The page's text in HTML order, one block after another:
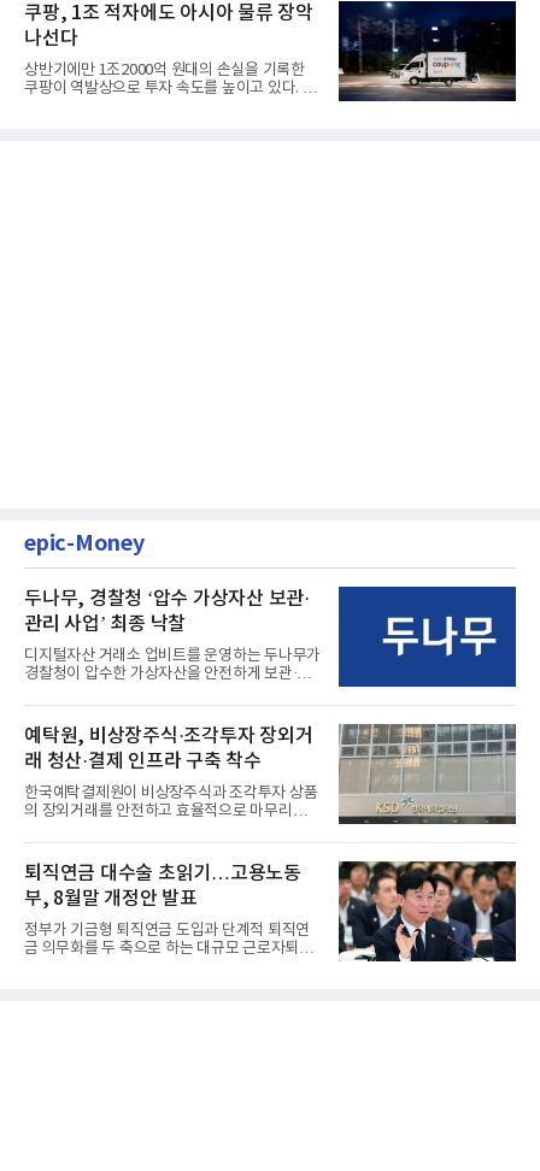
쿠팡, 1조 적자에도 아시아 물류 장악
나선다
상반기에만 1조2000억 원대의 손실을 기록한
쿠팡이 역발상으로 투자 속도를 높이고 있다. 이
epic-Money
두나무, 경찰청 ‘압수 가상자산 보관·
관리 사업’ 최종 낙찰
디지털자산 거래소 업비트를 운영하는 두나무가
경찰청이 압수한 가상자산을 안전하게 보관·관
예탁원, 비상장주식·조각투자 장외거
래 청산·결제 인프라 구축 착수
한국예탁결제원이 비상장주식과 조각투자 상품
의 장외거래를 안전하고 효율적으로 마무리하기
퇴직연금 대수술 초읽기…고용노동
부, 8월말 개정안 발표
정부가 기금형 퇴직연금 도입과 단계적 퇴직연
금 의무화를 두 축으로 하는 대규모 근로자퇴직